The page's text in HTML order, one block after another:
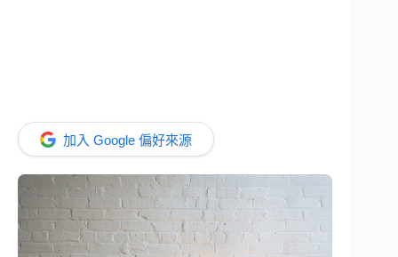
加入 Google 偏好來源